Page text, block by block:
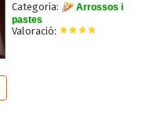
Categoria:
Arrossos i
pastes
Valoració: